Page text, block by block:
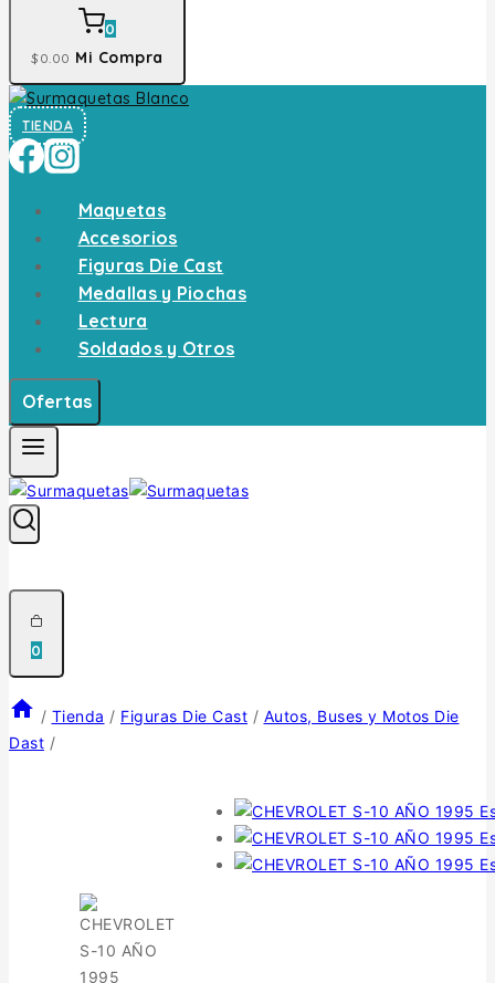
0
$0 .00 Mi Compra
TIENDA
Maquetas
Accesorios
Figuras Die Cast
Medallas y Piochas
Lectura
Soldados y Otros
Ofertas
0
/ Tienda / Figuras Die Cast / Autos, Buses y Motos Die
Dast /